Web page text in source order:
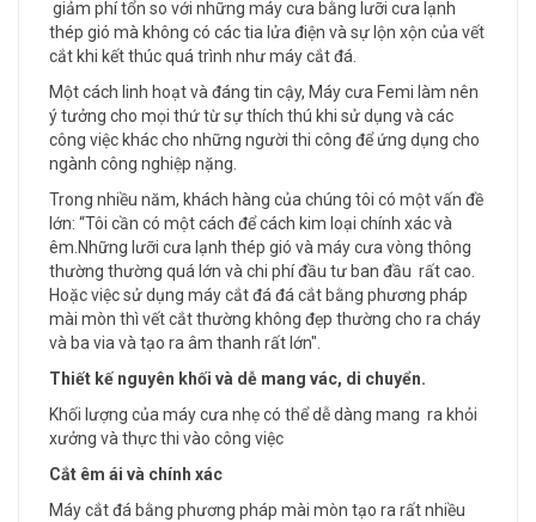
giảm phí tổn so với những máy cưa bằng lưỡi cưa lạnh
thép gió mà không có các tia lửa điện và sự lộn xộn của vết
cắt khi kết thúc quá trình như máy cắt đá.
Một cách linh hoạt và đáng tin cậy, Máy cưa Femi làm nên
ý tưởng cho mọi thứ từ sự thích thú khi sử dụng và các
công việc khác cho những người thi công để ứng dụng cho
ngành công nghiệp nặng.
Trong nhiều năm, khách hàng của chúng tôi có một vấn đề
lớn: “Tôi cần có một cách để cách kim loại chính xác và
êm.Những lưỡi cưa lạnh thép gió và máy cưa vòng thông
thường thường quá lớn và chi phí đầu tư ban đầu rất cao.
Hoặc việc sử dụng máy cắt đá đá cắt bằng phương pháp
mài mòn thì vết cắt thường không đẹp thường cho ra cháy
và ba via và tạo ra âm thanh rất lớn".
Thiết kế nguyên khối và dễ mang vác, di chuyển.
Khối lượng của máy cưa nhẹ có thể dễ dàng mang ra khỏi
xưởng và thực thi vào công việc
Cắt êm ái và chính xác
Máy cắt đá bằng phương pháp mài mòn tạo ra rất nhiều